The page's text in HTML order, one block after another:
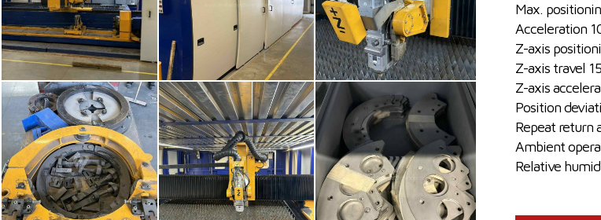
Max.
Acceleration
Z-axis
Z-axis travel
Z-axis
Position
Repeat return
Ambient
Relative